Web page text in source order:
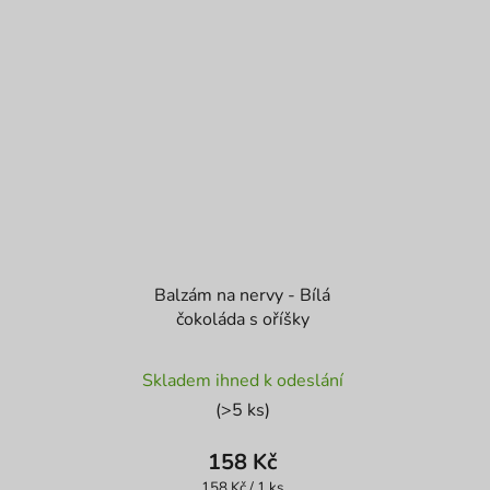
Balzám na nervy - Bílá
čokoláda s oříšky
hodnocení
produktu
je
5,0
Skladem ihned k odeslání
(>5 ks)
158 Kč